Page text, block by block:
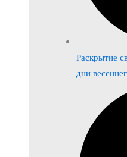
Раскрытие
дни